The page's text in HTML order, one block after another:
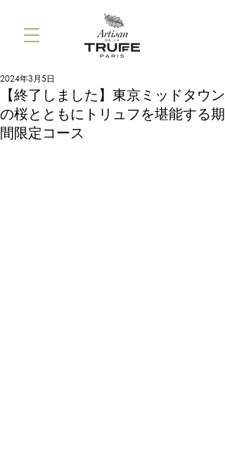
【終了しました】東京ミッドタウン
の桜とともにトリュフを堪能する期
間限定コース
2024年3月5日